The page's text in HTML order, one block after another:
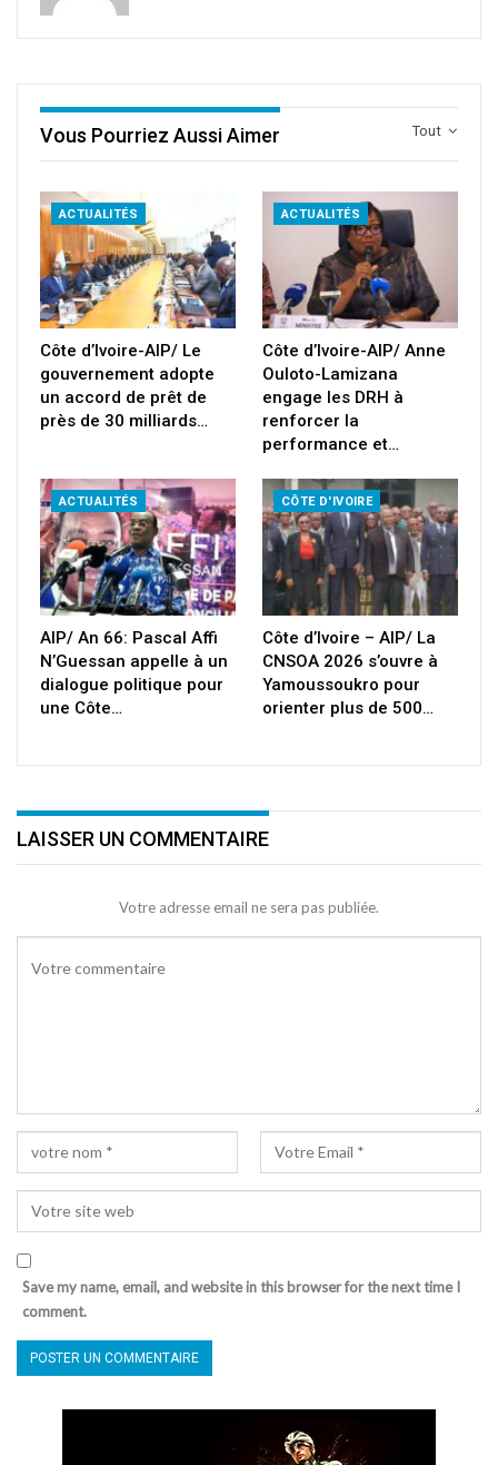
Tout
Vous Pourriez Aussi Aimer
ACTUALITÉS
Côte d’Ivoire-AIP/ Le
gouvernement adopte
un accord de prêt de
près de 30 milliards…
ACTUALITÉS
Côte d’Ivoire-AIP/ Anne
Ouloto-Lamizana
engage les DRH à
renforcer la
performance et…
ACTUALITÉS
AIP/ An 66: Pascal Affi
N’Guessan appelle à un
dialogue politique pour
une Côte…
CÔTE D'IVOIRE
Côte d’Ivoire – AIP/ La
CNSOA 2026 s’ouvre à
Yamoussoukro pour
orienter plus de 500…
LAISSER UN COMMENTAIRE
Votre adresse email ne sera pas publiée.
Save my name, email, and website in this browser for the next time I
comment.